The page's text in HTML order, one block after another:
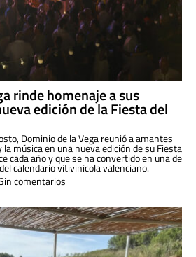
rinde homenaje a sus
edición de la Fiesta del
Dominio de la Vega reunió a amantes
música en una nueva edición de su Fiesta
cada año y que se ha convertido en una de
calendario vitivinícola valenciano.
comentarios